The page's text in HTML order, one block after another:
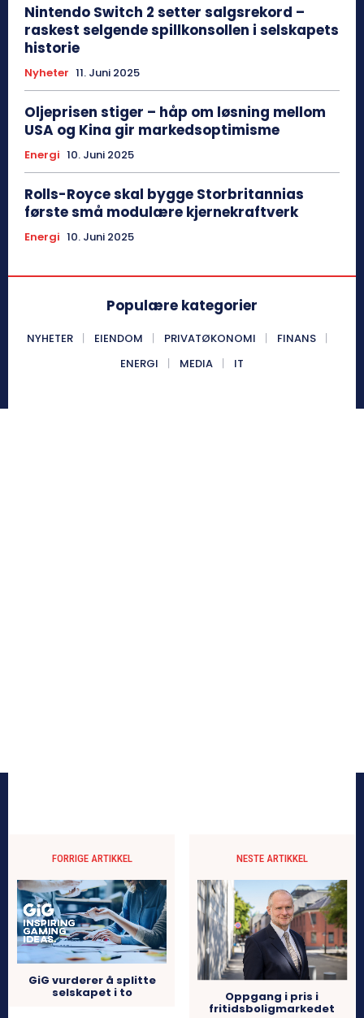
Nintendo Switch 2 setter salgsrekord –
raskest selgende spillkonsollen i selskapets
historie
Nyheter 11. Juni 2025
Oljeprisen stiger – håp om løsning mellom
USA og Kina gir markedsoptimisme
Energi 10. Juni 2025
Rolls-Royce skal bygge Storbritannias
første små modulære kjernekraftverk
Energi 10. Juni 2025
Populære kategorier
NYHETER EIENDOM PRIVATØKONOMI
FINANS
ENERGI
MEDIA IT
FORRIGE ARTIKKEL
GiG vurderer å splitte
selskapet i to
NESTE ARTIKKEL
Oppgang i pris i
fritidsboligmarkedet